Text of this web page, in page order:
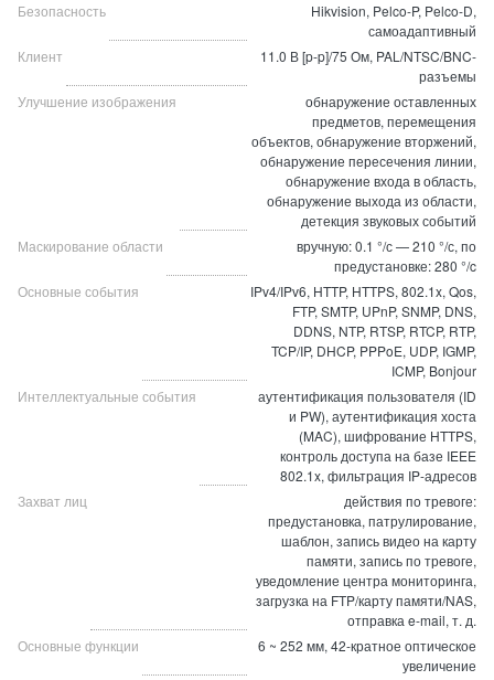
Безопасность
Hikvision, Pelco-P, Pelco-D,
самоадаптивный
Клиент
11.0 В [p-p]/75 Ом, PAL/NTSC/BNC-
разъемы
Улучшение изображения
обнаружение оставленных
предметов, перемещения
объектов, обнаружение вторжений,
обнаружение пересечения линии,
обнаружение входа в область,
обнаружение выхода из области,
детекция звуковых событий
Маскирование области
вручную: 0.1 °/с — 210 °/с, по
предустановке: 280 °/c
Основные события
IPv4/IPv6, HTTP, HTTPS, 802.1x, Qos,
FTP, SMTP, UPnP, SNMP, DNS,
DDNS, NTP, RTSP, RTCP, RTP,
TCP/IP, DHCP, PPPoE, UDP, IGMP,
ICMP, Bonjour
Интеллектуальные события
аутентификация пользователя (ID
и PW), аутентификация хоста
(MAC), шифрование HTTPS,
контроль доступа на базе IEEE
802.1x, фильтрация IP-адресов
Захват лиц
действия по тревоге:
предустановка, патрулирование,
шаблон, запись видео на карту
памяти, запись по тревоге,
уведомление центра мониторинга,
загрузка на FTP/карту памяти/NAS,
отправка e-mail, т. д.
Основные функции
6 ~ 252 мм, 42-кратное оптическое
увеличение